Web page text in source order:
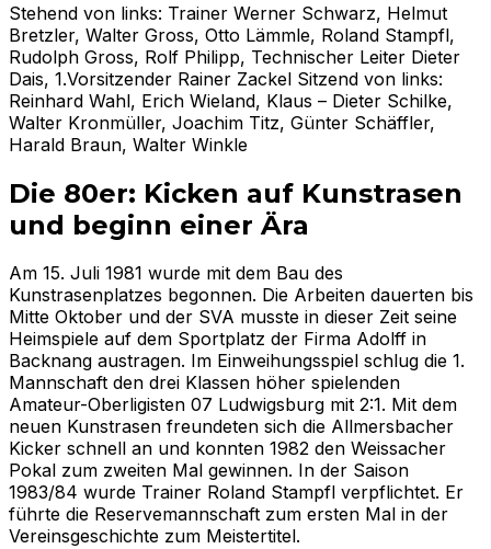
Stehend von links: Trainer Werner Schwarz, Helmut
Bretzler, Walter Gross, Otto Lämmle, Roland Stampfl,
Rudolph Gross, Rolf Philipp, Technischer Leiter Dieter
Dais, 1.Vorsitzender Rainer Zackel Sitzend von links:
Reinhard Wahl, Erich Wieland, Klaus – Dieter Schilke,
Walter Kronmüller, Joachim Titz, Günter Schäffler,
Harald Braun, Walter Winkle
Die 80er: Kicken auf Kunstrasen
und beginn einer Ära
Am 15. Juli 1981 wurde mit dem Bau des
Kunstrasenplatzes begonnen. Die Arbeiten dauerten bis
Mitte Oktober und der SVA musste in dieser Zeit seine
Heimspiele auf dem Sportplatz der Firma Adolff in
Backnang austragen. Im Einweihungsspiel schlug die 1.
Mannschaft den drei Klassen höher spielenden
Amateur-Oberligisten 07 Ludwigsburg mit 2:1. Mit dem
neuen Kunstrasen freundeten sich die Allmersbacher
Kicker schnell an und konnten 1982 den Weissacher
Pokal zum zweiten Mal gewinnen. In der Saison
1983/84 wurde Trainer Roland Stampfl verpflichtet. Er
führte die Reservemannschaft zum ersten Mal in der
Vereinsgeschichte zum Meistertitel.